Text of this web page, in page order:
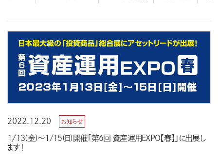
2022.12.20 お知らせ
1/13(金)～1/15(日)開催「第6回 資産運用EXPO【春】」に出展し
ます！